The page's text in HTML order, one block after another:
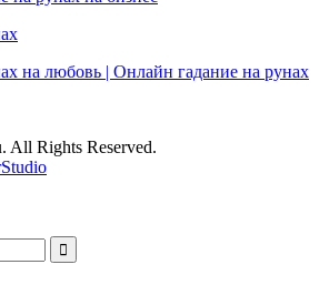
на любовь | Онлайн гадание на рунах
All Rights Reserved.